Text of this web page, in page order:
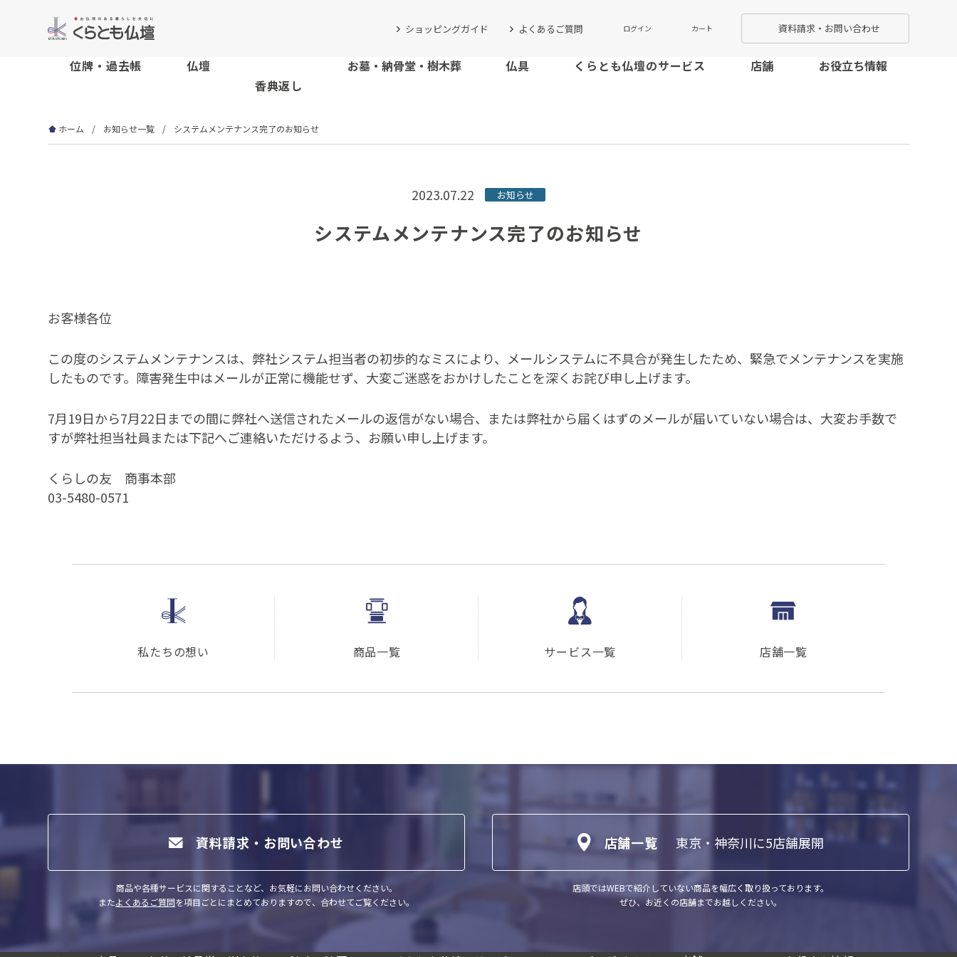
ショッピングガイド よくあるご質問 ログイン カート 資料請求・お問い合わせ
位牌・過去帳
仏壇
香典返し
お墓・納骨堂・樹木葬 仏具 くらとも仏壇のサービス 店舗 お役立ち情報
ホーム お知らせ一覧 システムメンテナンス完了のお知らせ
2023.07.22 お知らせ
システムメンテナンス完了のお知らせ
お客様各位
この度のシステムメンテナンスは、弊社システム担当者の初歩的なミスにより、メールシステムに不具合が発生したため、緊急でメンテナンスを実施
したものです。障害発生中はメールが正常に機能せず、大変ご迷惑をおかけしたことを深くお詫び申し上げます。
7月19日から7月22日までの間に弊社へ送信されたメールの返信がない場合、または弊社から届くはずのメールが届いていない場合は、大変お手数で
すが弊社担当社員または下記へご連絡いただけるよう、お願い申し上げます。
くらしの友 商事本部
03-5480-0571
私たちの想い 商品一覧 サービス一覧 店舗一覧
資料請求・お問い合わせ
商品や各種サービスに関することなど、お気軽にお問い合わせください。
またよくあるご質問を項目ごとにまとめておりますので、合わせてご覧ください。
店舗一覧 東京・神奈川に5店舗展開
店頭ではWEBで紹介していない商品を幅広く取り扱っております。
ぜひ、お近くの店舗までお越しください。